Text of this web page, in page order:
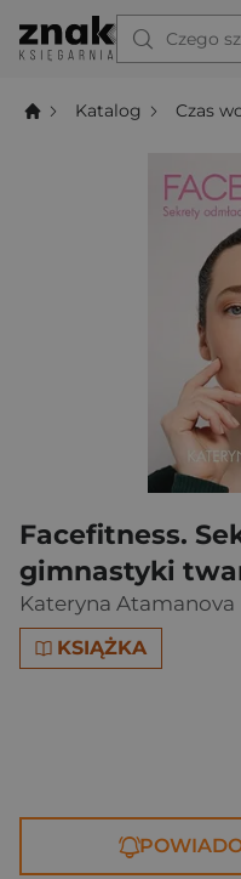
Czego
Katalog Czas
Facefitness.
gimnastyki
Kateryna Atamanova
KSIĄŻKA